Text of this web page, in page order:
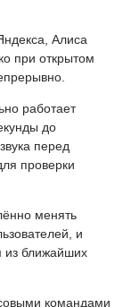
Алиса
при открытом
работает
до
перед
проверки
менять
и
из ближайших
командами